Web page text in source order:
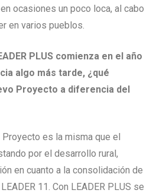
ocasiones un poco loca, al cabo
en varios pueblos.
PLUS comienza en el año
algo más tarde, ¿qué
Proyecto a diferencia del
es la misma que el
por el desarrollo rural,
en cuanto a la consolidación de
11. Con LEADER PLUS se